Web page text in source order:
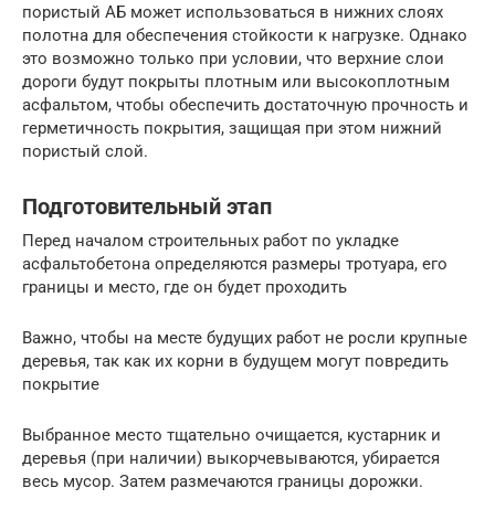
пористый АБ может использоваться в нижних слоях
полотна для обеспечения стойкости к нагрузке. Однако
это возможно только при условии, что верхние слои
дороги будут покрыты плотным или высокоплотным
асфальтом, чтобы обеспечить достаточную прочность и
герметичность покрытия, защищая при этом нижний
пористый слой.
Подготовительный этап
Перед началом строительных работ по укладке
асфальтобетона определяются размеры тротуара, его
границы и место, где он будет проходить
Важно, чтобы на месте будущих работ не росли крупные
деревья, так как их корни в будущем могут повредить
покрытие
Выбранное место тщательно очищается, кустарник и
деревья (при наличии) выкорчевываются, убирается
весь мусор. Затем размечаются границы дорожки.